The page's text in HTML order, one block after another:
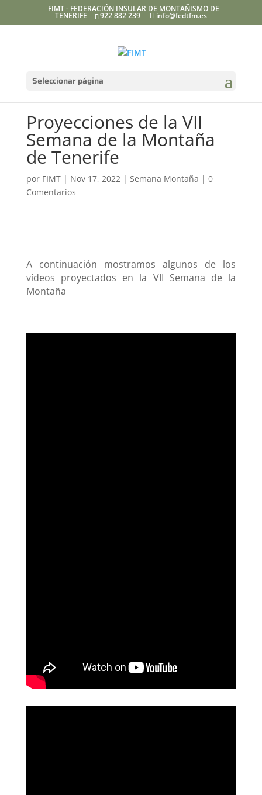
FIMT - FEDERACIÓN INSULAR DE MONTAÑISMO DE
TENERIFE 922 882 239 info@fedtfm.es
Seleccionar página
Proyecciones de la VII
Semana de la Montaña
de Tenerife
por FIMT| Nov 17, 2022| Semana Montaña | 0
Comentarios
A continuación mostramos algunos de los
vídeos proyectados en la VII Semana de la
Montaña